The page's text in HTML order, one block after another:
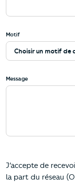
Motif
Message
J’accepte de
la part du réseau